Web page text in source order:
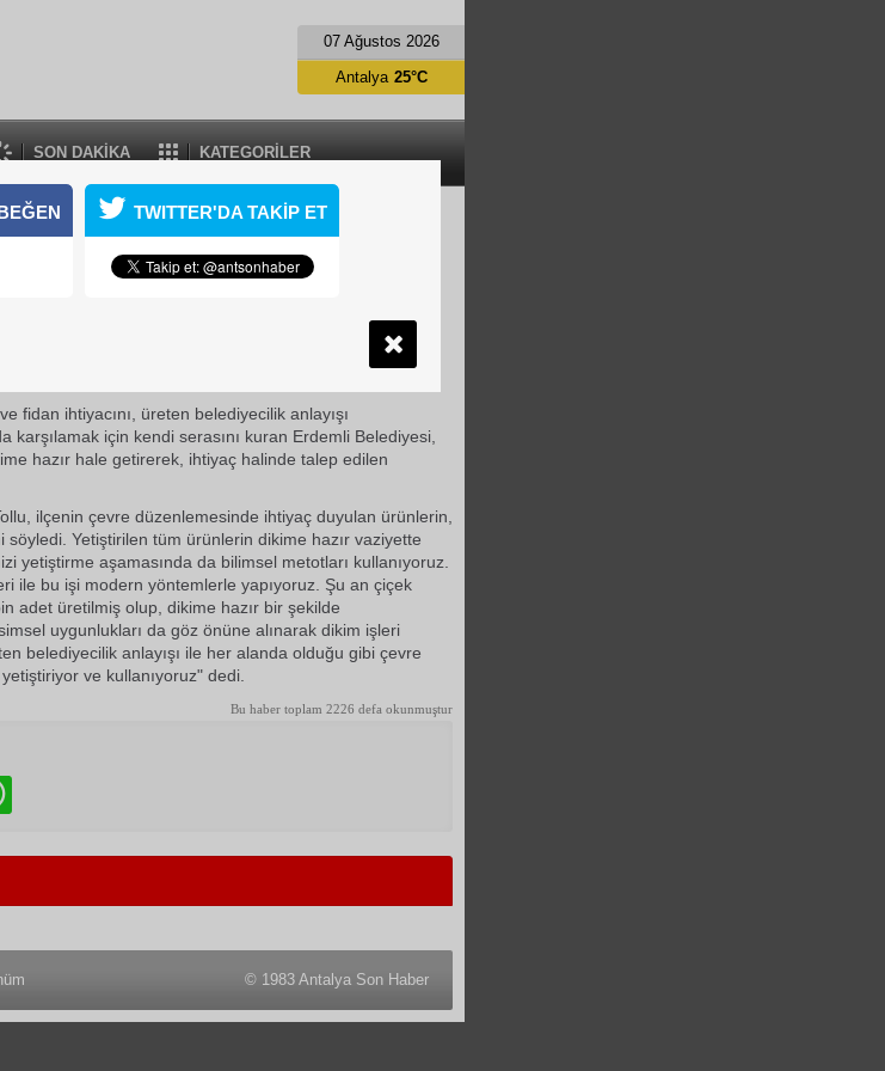
07 Ağustos 2026
SON DAKİKA KATEGORİLER
Antalya 25°C
ERDEMLİ YEŞİLLENİYOR
adına kentin her noktasında ihtiyaç duyulan
serasında,...
yeşil bir ilçe var etmek adına kentin her noktasında
çiçek ve ağaç fidanlarını yetiştirdiği belediye serasında,
fidan ihtiyacını, üreten belediyecilik anlayışı
karşılamak için kendi serasını kuran Erdemli Belediyesi,
hazır hale getirerek, ihtiyaç halinde talep edilen
ilçenin çevre düzenlemesinde ihtiyaç duyulan ürünlerin,
Yetiştirilen tüm ürünlerin dikime hazır vaziyette
yetiştirme aşamasında da bilimsel metotları kullanıyoruz.
ile bu işi modern yöntemlerle yapıyoruz. Şu an çiçek
adet üretilmiş olup, dikime hazır bir şekilde
uygunlukları da göz önüne alınarak dikim işleri
belediyecilik anlayışı ile her alanda olduğu gibi çevre
ve kullanıyoruz" dedi.
Bu haber toplam 2226 defa okunmuştur
© 1983 Antalya Son Haber
TWITTER'DA TAKİP ET